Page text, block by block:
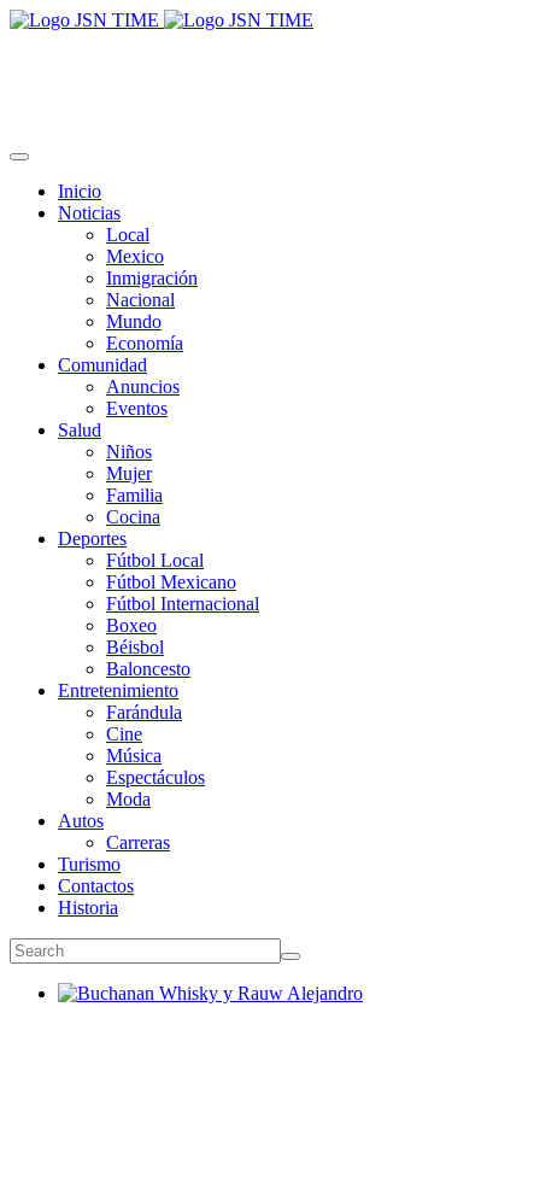
Inicio
Noticias
Local
Mexico
Inmigración
Nacional
Mundo
Economía
Comunidad
Anuncios
Eventos
Salud
Niños
Mujer
Familia
Cocina
Deportes
Fútbol Local
Fútbol Mexicano
Fútbol Internacional
Boxeo
Béisbol
Baloncesto
Entretenimiento
Farándula
Cine
Música
Espectáculos
Moda
Autos
Carreras
Turismo
Contactos
Historia